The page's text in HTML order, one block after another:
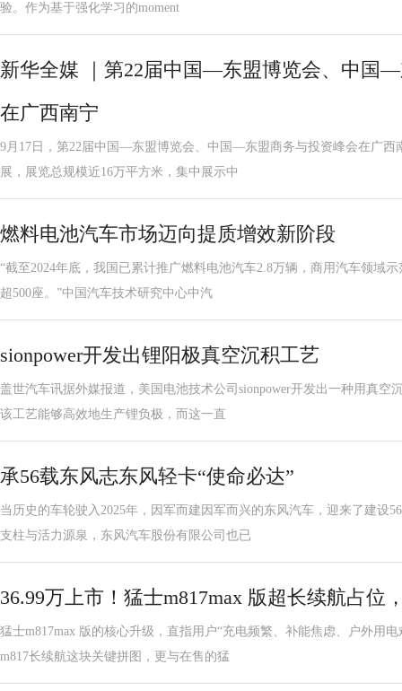
验。作为基于强化学习的moment
新华全媒 ｜第22届中国—东盟博览会、中国
在广西南宁
9月17日，第22届中国—东盟博览会、中国—东盟商务与投资峰会在广西
展，展览总规模近16万平方米，集中展示中
燃料电池汽车市场迈向提质增效新阶段
“截至2024年底，我国已累计推广燃料电池汽车2.8万辆，商用汽车领域
超500座。”中国汽车技术研究中心中汽
sionpower开发出锂阳极真空沉积工艺
盖世汽车讯据外媒报道，美国电池技术公司sionpower开发出一种用真空
该工艺能够高效地生产锂负极，而这一直
承56载东风志东风轻卡“使命必达”
当历史的车轮驶入2025年，因军而建因军而兴的东风汽车，迎来了建设
支柱与活力源泉，东风汽车股份有限公司也已
36.99万上市！猛士m817max 版超长续航占位
猛士m817max 版的核心升级，直指用户“充电频繁、补能焦虑、户外用
m817长续航这块关键拼图，更与在售的猛